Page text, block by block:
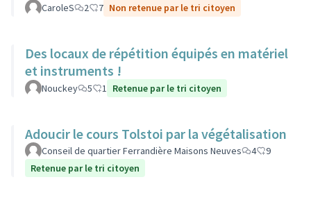
CaroleS 2 7 Non retenue par le tri citoyen
Des locaux de répétition équipés en matériel
et instruments !
Nouckey 5 1 Retenue par le tri citoyen
Adoucir le cours Tolstoi par la végétalisation
Conseil de quartier Ferrandière Maisons Neuves 4
9
Retenue par le tri citoyen